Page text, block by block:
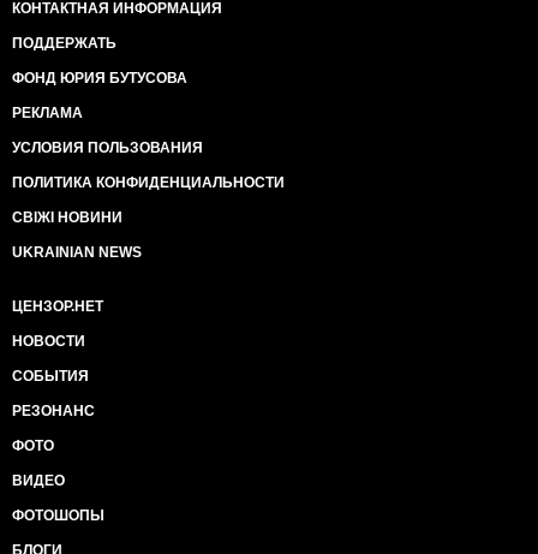
КОНТАКТНАЯ ИНФОРМАЦИЯ
ПОДДЕРЖАТЬ
ФОНД ЮРИЯ БУТУСОВА
РЕКЛАМА
УСЛОВИЯ ПОЛЬЗОВАНИЯ
ПОЛИТИКА КОНФИДЕНЦИАЛЬНОСТИ
СВІЖІ НОВИНИ
UKRAINIAN NEWS
ЦЕНЗОР.НЕТ
НОВОСТИ
СОБЫТИЯ
РЕЗОНАНС
ФОТО
ВИДЕО
ФОТОШОПЫ